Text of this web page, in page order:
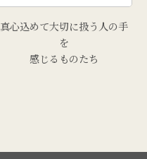
真心込めて大切に扱う人の手
を
感じるものたち